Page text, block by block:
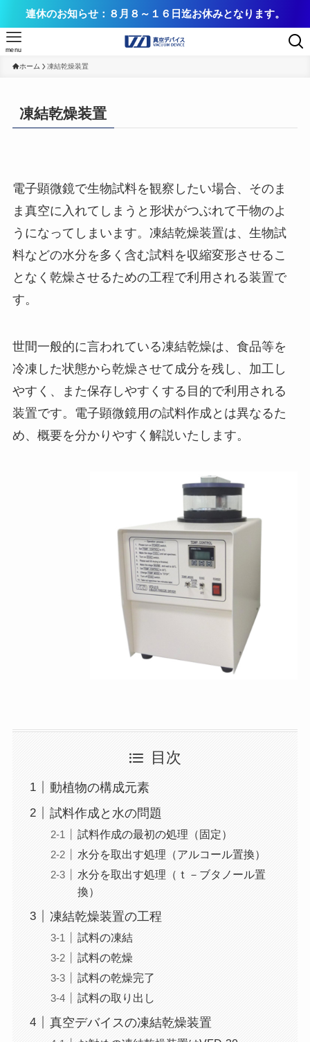
連休のお知らせ：８月８～１６日迄お休みとなります。
menu
ホーム 凍結乾燥装置
凍結乾燥装置
電子顕微鏡で生物試料を観察したい場合、そのま
ま真空に入れてしまうと形状がつぶれて干物のよ
うになってしまいます。凍結乾燥装置は、生物試
料などの水分を多く含む試料を収縮変形させるこ
となく乾燥させるための工程で利用される装置で
す。
世間一般的に言われている凍結乾燥は、食品等を
冷凍した状態から乾燥させて成分を残し、加工し
やすく、また保存しやすくする目的で利用される
装置です。電子顕微鏡用の試料作成とは異なるた
め、概要を分かりやすく解説いたします。
目次
動植物の構成元素
試料作成と水の問題
試料作成の最初の処理（固定）
水分を取出す処理（アルコール置換）
水分を取出す処理（ｔ－ブタノール置
換）
凍結乾燥装置の工程
試料の凍結
試料の乾燥
試料の乾燥完了
試料の取り出し
真空デバイスの凍結乾燥装置